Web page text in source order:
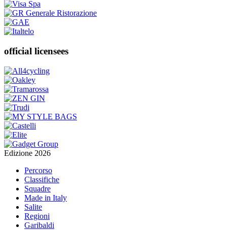
official licensees
Edizione 2026
Percorso
Classifiche
Squadre
Made in Italy
Salite
Regioni
Garibaldi